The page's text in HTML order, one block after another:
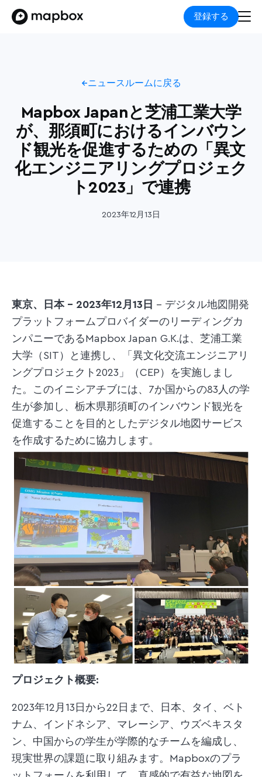
登録する
ニュースルームに戻る
Mapbox Japanと芝浦工業大学
が、那須町におけるインバウン
ド観光を促進するための「異文
化エンジニアリングプロジェク
ト2023」で連携
2023年12月13日
東京、日本 – 2023年12月13日 – デジタル地図開発
プラットフォームプロバイダーのリーディングカ
ンパニーであるMapbox Japan G.K.は、芝浦工業
大学（SIT）と連携し、「異文化交流エンジニアリ
ングプロジェクト2023」（CEP）を実施しまし
た。このイニシアチブには、7か国からの83人の学
生が参加し、栃木県那須町のインバウンド観光を
促進することを目的としたデジタル地図サービス
を作成するために協力します。
プロジェクト概要:
2023年12月13日から22日まで、日本、タイ、ベト
ナム、インドネシア、マレーシア、ウズベキスタ
ン、中国からの学生が学際的なチームを編成し、
現実世界の課題に取り組みます。Mapboxのプラ